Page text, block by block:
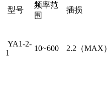
型号
频率范
围
插损
YA1-2-
1
10~600 2.2（MAX）